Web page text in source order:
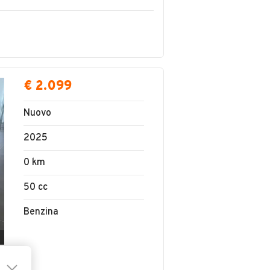
€ 2.099
Nuovo
2025
0 km
50 cc
Benzina